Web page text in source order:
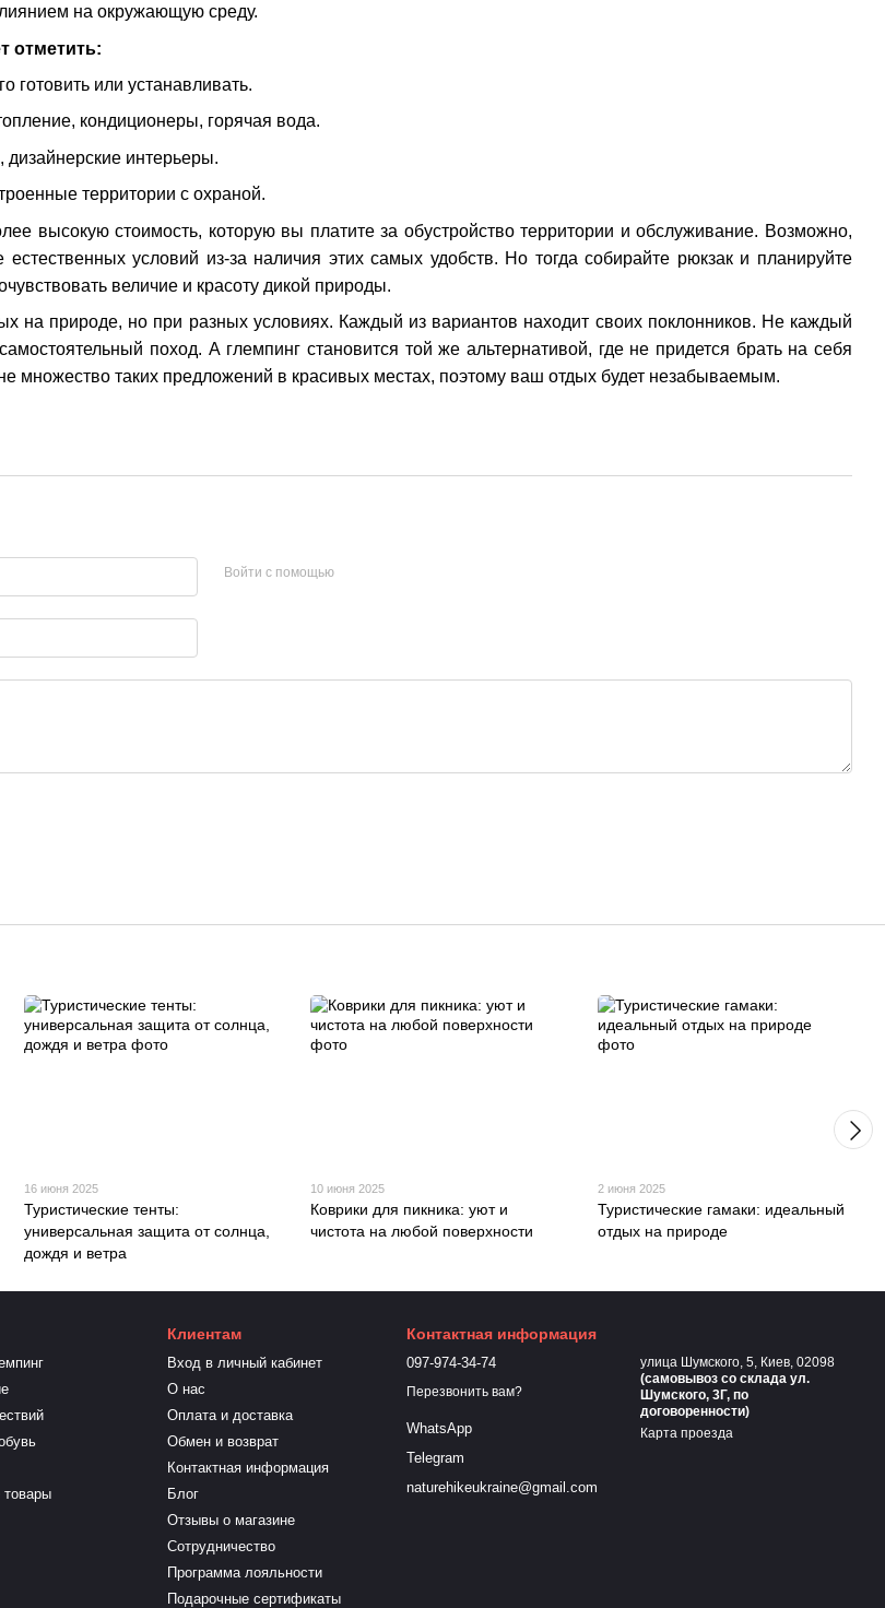
на окружающую среду.
отметить:
готовить или устанавливать.
кондиционеры, горячая вода.
интерьеры.
территории с охраной.
высокую стоимость, которую вы платите за обустройство территории и обслуживание. Возможно,
естественных условий из-за наличия этих самых удобств. Но тогда собирайте рюкзак и планируйте
величие и красоту дикой природы.
на природе, но при разных условиях. Каждый из вариантов находит своих поклонников. Не каждый
поход. А глемпинг становится той же альтернативой, где не придется брать на себя
множество таких предложений в красивых местах, поэтому ваш отдых будет незабываемым.
Войти с помощью
16 июня 2025
Туристические тенты:
универсальная защита от солнца,
дождя и ветра
10 июня 2025
Коврики для пикника: уют и
чистота на любой поверхности
2 июня 2025
Туристические гамаки: идеальный
отдых на природе
товары
Клиентам
Вход в личный кабинет
О нас
Оплата и доставка
Обмен и возврат
Контактная информация
Блог
Отзывы о магазине
Сотрудничество
Программа лояльности
Подарочные сертификаты
Контактная информация
097-974-34-74
Перезвонить вам?
WhatsApp
Telegram
naturehikeukraine@gmail.com
улица Шумского, 5, Киев, 02098
(самовывоз cо склада ул.
Шумского, 3Г, по
договоренности)
Карта проезда